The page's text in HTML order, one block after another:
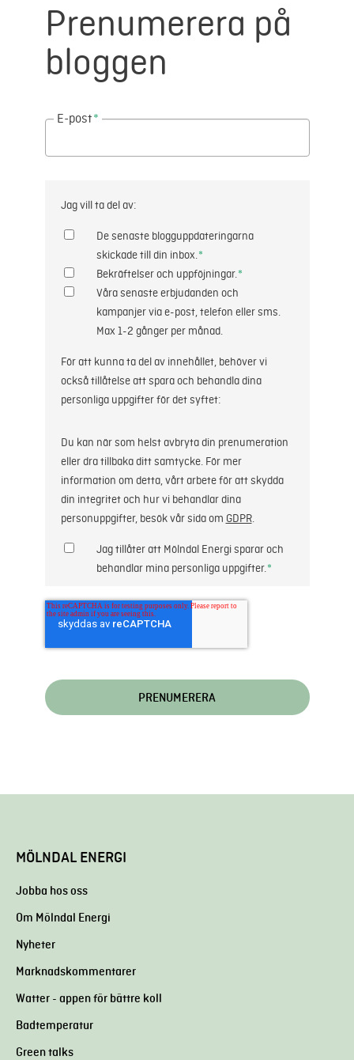
Prenumerera på
bloggen
E-post*
Jag vill ta del av:
De senaste blogguppdateringarna
skickade till din inbox.*
Bekräftelser och uppföjningar.*
Våra senaste erbjudanden och
kampanjer via e-post, telefon eller sms.
Max 1-2 gånger per månad.
För att kunna ta del av innehållet, behöver vi
också tillåtelse att spara och behandla dina
personliga uppgifter för det syftet:
Jag tillåter att Mölndal Energi sparar och
behandlar mina personliga uppgifter.*
Du kan när som helst avbryta din prenumeration
eller dra tillbaka ditt samtycke. För mer
information om detta, vårt arbete för att skydda
din integritet och hur vi behandlar dina
personuppgifter, besök vår sida om GDPR.
MÖLNDAL ENERGI
Jobba hos oss
Om Mölndal Energi
Nyheter
Marknadskommentarer
Watter - appen för bättre koll
Badtemperatur
Green talks